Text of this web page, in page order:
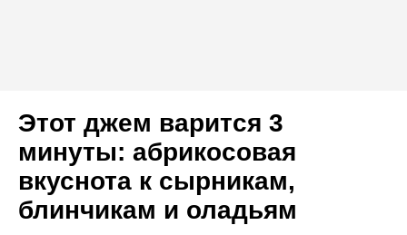
Этот джем варится 3
минуты: абрикосовая
вкуснота к сырникам,
блинчикам и оладьям